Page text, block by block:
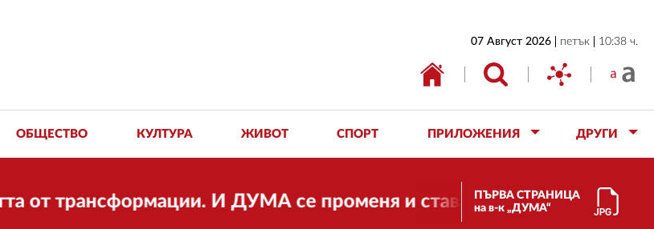
07 Август 2026 петък 10:38 ч.
ОБЩЕСТВО КУЛТУРА ЖИВОТ СПОРТ ПРИЛОЖЕНИЯ ДРУГИ
И ДУМА се променя и става електронно издание,
ПЪРВА СТРАНИЦА
на в-к „ДУМА“
ИКОНОМИКА
ОБЩЕСТВО